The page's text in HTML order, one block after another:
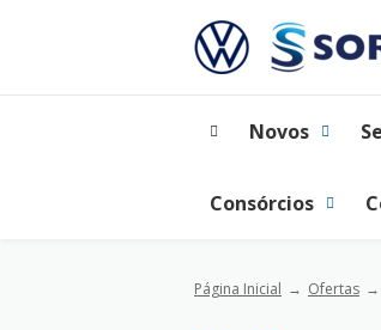
Novos
Consórcios
Página Inicial Ofertas